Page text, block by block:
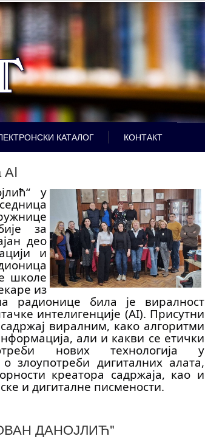
КАТАЛОГ КОНТАКТ
АI
у
за
део
и
школе
из
радионице била је виралност
интелигенције (AI). Присутни
виралним, како алгоритми
али и какви се етички
нових технологија у
злоупотреби дигиталних алата,
креатора садржаја, као и
и дигиталне писмености.
ДАНОЈЛИЋ"